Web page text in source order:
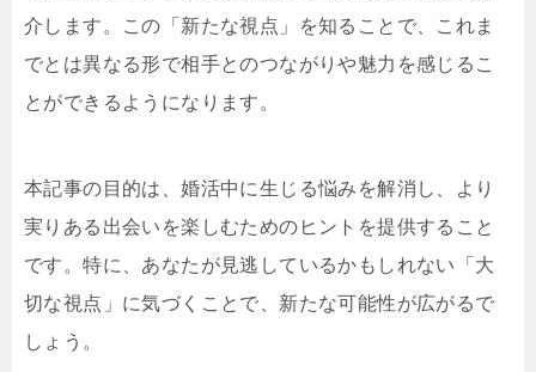
介します。この「新たな視点」を知ることで、これま
でとは異なる形で相手とのつながりや魅力を感じるこ
とができるようになります。
本記事の目的は、婚活中に生じる悩みを解消し、より
実りある出会いを楽しむためのヒントを提供すること
です。特に、あなたが見逃しているかもしれない「大
切な視点」に気づくことで、新たな可能性が広がるで
しょう。